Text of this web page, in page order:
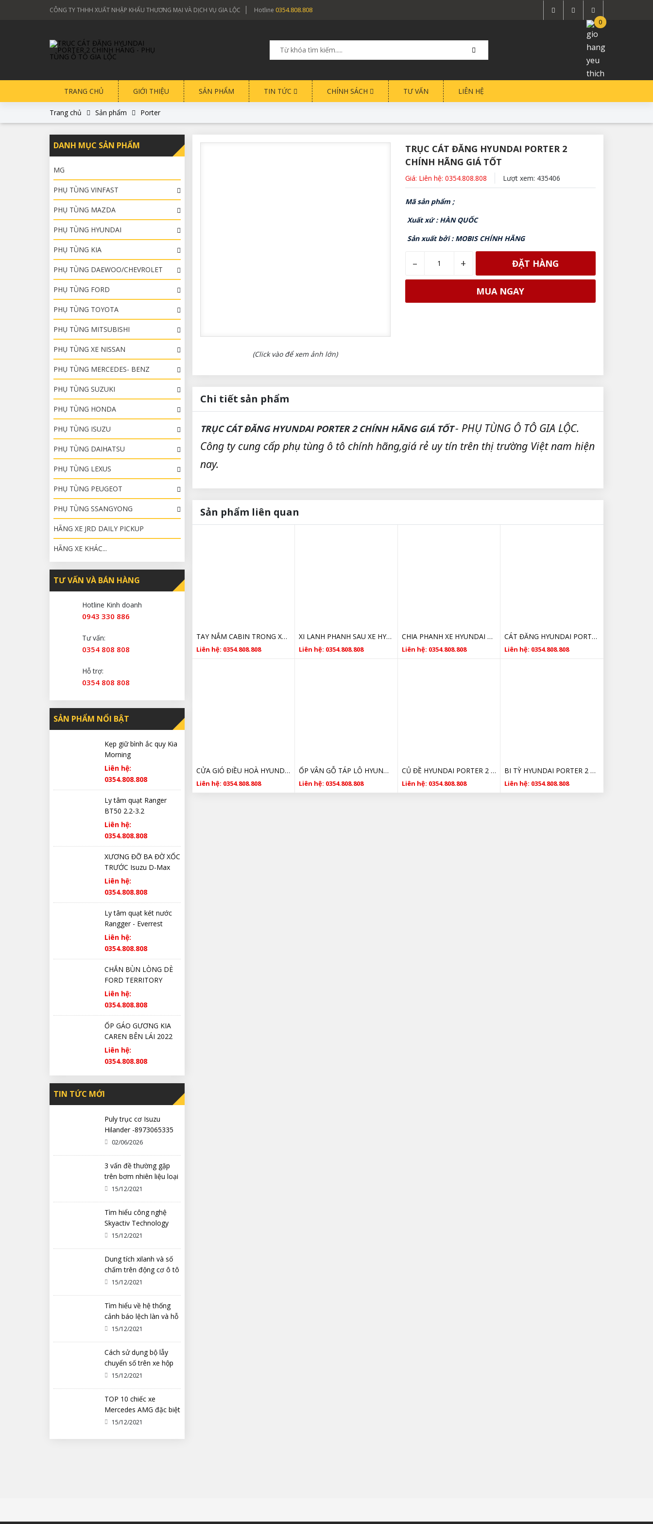
CÔNG TY THHH XUẤT NHẬP KHẨU THƯƠNG MẠI VÀ DỊCH VỤ GIA LỘC Hotline 0354.808.808
0
TRANG CHỦ GIỚI THIỆU SẢN PHẨM TIN TỨC CHÍNH SÁCH TƯ VẤN LIÊN HỆ
Trang chủ Sản phẩm Porter
DANH MỤC SẢN PHẨM
MG
PHỤ TÙNG VINFAST
PHỤ TÙNG MAZDA
PHỤ TÙNG HYUNDAI
PHỤ TÙNG KIA
PHỤ TÙNG DAEWOO/CHEVROLET
PHỤ TÙNG FORD
PHỤ TÙNG TOYOTA
PHỤ TÙNG MITSUBISHI
PHỤ TÙNG XE NISSAN
PHỤ TÙNG MERCEDES- BENZ
PHỤ TÙNG SUZUKI
PHỤ TÙNG HONDA
PHỤ TÙNG ISUZU
PHỤ TÙNG DAIHATSU
PHỤ TÙNG LEXUS
PHỤ TÙNG PEUGEOT
PHỤ TÙNG SSANGYONG
HÃNG XE JRD DAILY PICKUP
HÃNG XE KHÁC...
TƯ VẤN VÀ BÁN HÀNG
Hotline Kinh doanh
0943 330 886
Tư vấn:
0354 808 808
Hỗ trợ:
0354 808 808
SẢN PHẨM NỔI BẬT
Kẹp giữ bình ắc quy Kia
Morning
Liên hệ:
0354.808.808
Ly tâm quạt Ranger
BT50 2.2-3.2
Liên hệ:
0354.808.808
XƯƠNG ĐỠ BA ĐỜ XỐC
TRƯỚC Isuzu D-Max
Liên hệ:
0354.808.808
Ly tâm quạt két nước
Rangger - Everrest
Liên hệ:
0354.808.808
CHẮN BÙN LÒNG DÈ
FORD TERRITORY
CHÍNH HÃNG
Liên hệ:
0354.808.808
ỐP GÁO GƯƠNG KIA
CAREN BÊN LÁI 2022
2023 2024 2025 CHÍNH
HÃNG
Liên hệ:
0354.808.808
TIN TỨC MỚI
Puly trục cơ Isuzu
Hilander -8973065335
02/06/2026
3 vấn đề thường gặp
trên bơm nhiên liệu loại
cơ khí
15/12/2021
Tìm hiểu công nghệ
Skyactiv Technology
trên xe Mazda
15/12/2021
Dung tích xilanh và số
chấm trên động cơ ô tô
có ý nghĩa gì?
15/12/2021
Tìm hiểu về hệ thống
cảnh báo lệch làn và hỗ
trợ duy trì làn đường
15/12/2021
Cách sử dụng bộ lẫy
chuyển số trên xe hộp
số tự động ô tô
15/12/2021
TOP 10 chiếc xe
Mercedes AMG đặc biệt
nhất từng được chế tạo
15/12/2021
(Click vào để xem ảnh lớn)
TRỤC CÁT ĐĂNG HYUNDAI PORTER 2
CHÍNH HÃNG GIÁ TỐT
Giá: Liên hệ: 0354.808.808 Lượt xem: 435406
Mã sản phẩm ;
Xuất xứ : HÀN QUỐC
Sản xuất bởi : MOBIS CHÍNH HÃNG
– + ĐẶT HÀNG
MUA NGAY
Chi tiết sản phẩm
TRỤC CÁT ĐĂNG HYUNDAI PORTER 2 CHÍNH HÃNG GIÁ TỐT- PHỤ TÙNG Ô TÔ GIA LỘC.
Công ty cung cấp phụ tùng ô tô chính hãng,giá rẻ uy tín trên thị trường Việt nam hiện
nay.
Sản phẩm liên quan
TAY NẮM CABIN TRONG XE HYUNDAI PORTER 2 CHÍNH HÃNG
Liên hệ: 0354.808.808
XI LANH PHANH SAU XE HYUNDAI PORTER 2 583804F000 CHÍNH HÃNG
Liên hệ: 0354.808.808
CHIA PHANH XE HYUNDAI PORTER 2 599614F000 CHÍNH HÃNG
Liên hệ: 0354.808.808
CÁT ĐĂNG HYUNDAI PORTER 2 CHÍNH HÃNG
Liên hệ: 0354.808.808
CỬA GIÓ ĐIỀU HOÀ HYUNDAI PORTER 2 974604F001ES
Liên hệ: 0354.808.808
ỐP VÂN GỖ TÁP LÔ HYUNDAI PORTER 2 THÁO XE
Liên hệ: 0354.808.808
CỦ ĐỀ HYUNDAI PORTER 2 GIÁ RẺ
Liên hệ: 0354.808.808
BI TỲ HYUNDAI PORTER 2 252864A600 CHÍNH HÃNG
Liên hệ: 0354.808.808